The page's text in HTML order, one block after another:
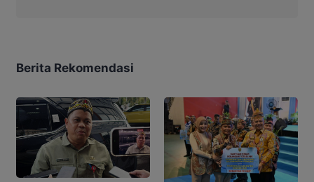
Berita Rekomendasi